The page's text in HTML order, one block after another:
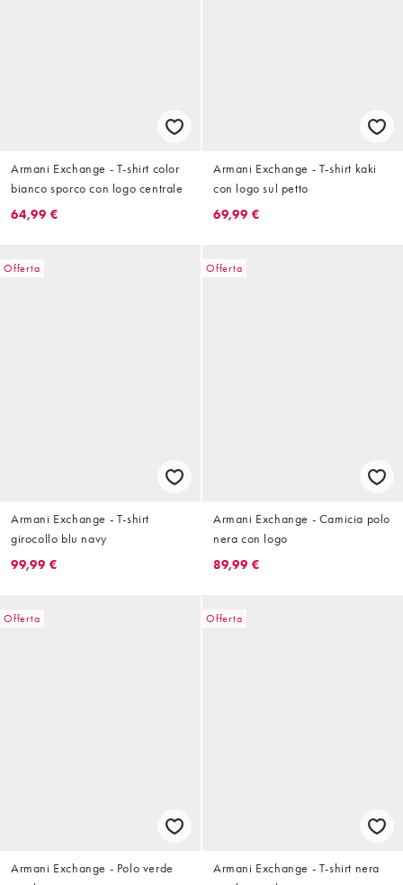
Armani Exchange - T-shirt color
bianco sporco con logo centrale
64,99 €
Armani Exchange - T-shirt kaki
con logo sul petto
69,99 €
Offerta
Armani Exchange - T-shirt
girocollo blu navy
99,99 €
Offerta
Armani Exchange - Camicia polo
nera con logo
89,99 €
Offerta
Armani Exchange - Polo verde
Offerta
Armani Exchange - T-shirt nera